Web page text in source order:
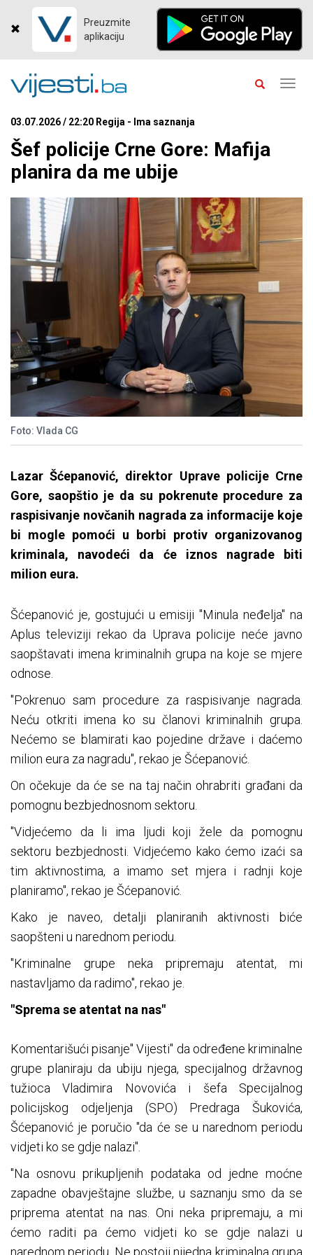
Preuzmite
aplikaciju
03.07.2026 / 22:20 Regija - Ima saznanja
Šef policije Crne Gore: Mafija
planira da me ubije
Foto: Vlada CG
Lazar Šćepanović, direktor Uprave policije Crne
Gore, saopštio je da su pokrenute procedure za
raspisivanje novčanih nagrada za informacije koje
bi mogle pomoći u borbi protiv organizovanog
kriminala, navodeći da će iznos nagrade biti
milion eura.
Šćepanović je, gostujući u emisiji "Minula neđelja" na
Aplus televiziji rekao da Uprava policije neće javno
saopštavati imena kriminalnih grupa na koje se mjere
odnose.
"Pokrenuo sam procedure za raspisivanje nagrada.
Neću otkriti imena ko su članovi kriminalnih grupa.
Nećemo se blamirati kao pojedine države i daćemo
milion eura za nagradu", rekao je Šćepanović.
On očekuje da će se na taj način ohrabriti građani da
pomognu bezbjednosnom sektoru.
"Vidjećemo da li ima ljudi koji žele da pomognu
sektoru bezbjednosti. Vidjećemo kako ćemo izaći sa
tim aktivnostima, a imamo set mjera i radnji koje
planiramo", rekao je Šćepanović.
Kako je naveo, detalji planiranih aktivnosti biće
saopšteni u narednom periodu.
"Kriminalne grupe neka pripremaju atentat, mi
nastavljamo da radimo", rekao je.
"Sprema se atentat na nas"
Komentarišući pisanje" Vijesti" da određene kriminalne
grupe planiraju da ubiju njega, specijalnog državnog
tužioca Vladimira Novovića i šefa Specijalnog
policijskog odjeljenja (SPO) Predraga Šukovića,
Šćepanović je poručio "da će se u narednom periodu
vidjeti ko se gdje nalazi".
"Na osnovu prikupljenih podataka od jedne moćne
zapadne obavještajne službe, u saznanju smo da se
priprema atentat na nas. Oni neka pripremaju, a mi
ćemo raditi pa ćemo vidjeti ko se gdje nalazi u
narednom periodu. Ne postoji nijedna kriminalna grupa